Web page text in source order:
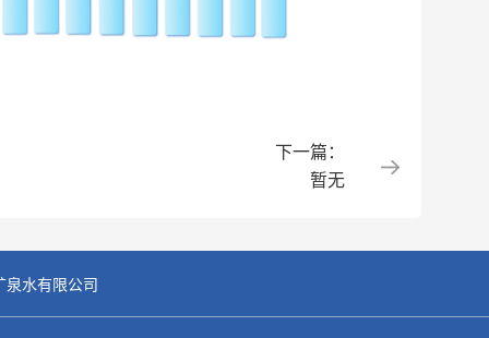
下一篇：
暂无
泉水有限公司